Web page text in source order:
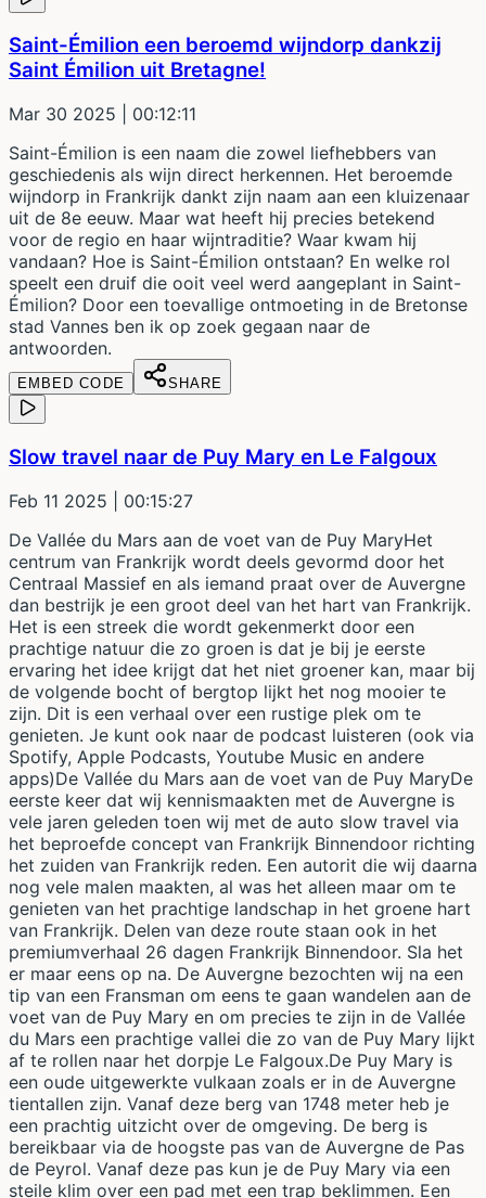
Saint-Émilion een beroemd wijndorp dankzij
Saint Émilion uit Bretagne!
Mar 30 2025 | 00:12:11
Saint-Émilion is een naam die zowel liefhebbers van
geschiedenis als wijn direct herkennen. Het beroemde
wijndorp in Frankrijk dankt zijn naam aan een kluizenaar
uit de 8e eeuw. Maar wat heeft hij precies betekend
voor de regio en haar wijntraditie? Waar kwam hij
vandaan? Hoe is Saint-Émilion ontstaan? En welke rol
speelt een druif die ooit veel werd aangeplant in Saint-
Émilion? Door een toevallige ontmoeting in de Bretonse
stad Vannes ben ik op zoek gegaan naar de
antwoorden.
EMBED CODE SHARE
Slow travel naar de Puy Mary en Le Falgoux
Feb 11 2025 | 00:15:27
De Vallée du Mars aan de voet van de Puy MaryHet
centrum van Frankrijk wordt deels gevormd door het
Centraal Massief en als iemand praat over de Auvergne
dan bestrijk je een groot deel van het hart van Frankrijk.
Het is een streek die wordt gekenmerkt door een
prachtige natuur die zo groen is dat je bij je eerste
ervaring het idee krijgt dat het niet groener kan, maar bij
de volgende bocht of bergtop lijkt het nog mooier te
zijn. Dit is een verhaal over een rustige plek om te
genieten. Je kunt ook naar de podcast luisteren (ook via
Spotify, Apple Podcasts, Youtube Music en andere
apps)De Vallée du Mars aan de voet van de Puy MaryDe
eerste keer dat wij kennismaakten met de Auvergne is
vele jaren geleden toen wij met de auto slow travel via
het beproefde concept van Frankrijk Binnendoor richting
het zuiden van Frankrijk reden. Een autorit die wij daarna
nog vele malen maakten, al was het alleen maar om te
genieten van het prachtige landschap in het groene hart
van Frankrijk. Delen van deze route staan ook in het
premiumverhaal 26 dagen Frankrijk Binnendoor. Sla het
er maar eens op na. De Auvergne bezochten wij na een
tip van een Fransman om eens te gaan wandelen aan de
voet van de Puy Mary en om precies te zijn in de Vallée
du Mars een prachtige vallei die zo van de Puy Mary lijkt
af te rollen naar het dorpje Le Falgoux.De Puy Mary is
een oude uitgewerkte vulkaan zoals er in de Auvergne
tientallen zijn. Vanaf deze berg van 1748 meter heb je
een prachtig uitzicht over de omgeving. De berg is
bereikbaar via de hoogste pas van de Auvergne de Pas
de Peyrol. Vanaf deze pas kun je de Puy Mary via een
steile klim over een pad met een trap beklimmen. Een